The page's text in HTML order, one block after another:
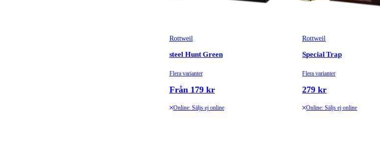
Rottweil
steel Hunt Green
Flera varianter
Från 179 kr
Online: Säljs ej online
Rottweil
Special Trap
Flera varianter
279 kr
Online: Säljs ej online